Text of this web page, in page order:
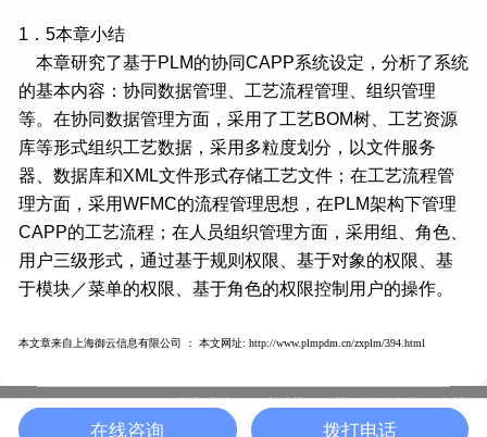
1．5本章小结
本章研究了基于PLM的协同CAPP系统设定，分析了系统
的基本内容：协同数据管理、工艺流程管理、组织管理
等。在协同数据管理方面，采用了工艺BOM树、工艺资源
库等形式组织工艺数据，采用多粒度划分，以文件服务
器、数据库和XML文件形式存储工艺文件；在工艺流程管
理方面，采用WFMC的流程管理思想，在PLM架构下管理
CAPP的工艺流程；在人员组织管理方面，采用组、角色、
用户三级形式，通过基于规则权限、基于对象的权限、基
于模块／菜单的权限、基于角色的权限控制用户的操作。
本文章来自上海御云信息有限公司 ： 本文网址: http://www.plmpdm.cn/zxplm/394.html
苏ICP备19037339号-10 | 版权所有：一半科技（江苏）有限公司 友情链
在线咨询 拨打电话